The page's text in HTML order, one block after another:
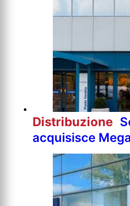
Distribuzione
acquisisce